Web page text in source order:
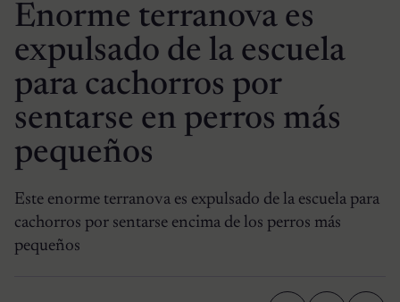
Enorme terranova es
expulsado de la escuela
para cachorros por
sentarse en perros más
pequeños
Este enorme terranova es expulsado de la escuela para
cachorros por sentarse encima de los perros más
pequeños